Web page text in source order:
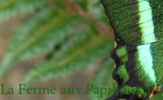
La Ferme aux Papillons à